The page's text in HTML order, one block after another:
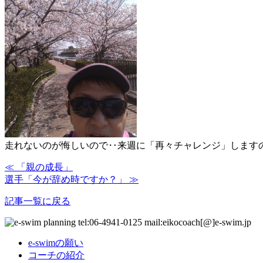
走れないのが悔しいので‥来週に「再々チャレンジ」しま
≪ 「親の成長」
選手「今が辞め時ですか？」 ≫
記事一覧に戻る
e-swimの願い
コーチの紹介